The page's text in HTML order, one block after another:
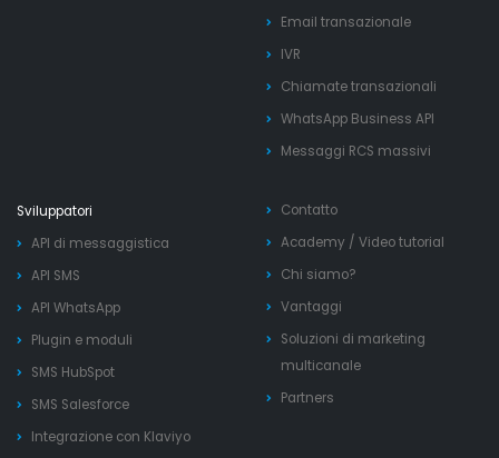
Email transazionale
IVR
Chiamate transazionali
WhatsApp Business API
Messaggi RCS massivi
Sviluppatori
API di messaggistica
API SMS
API WhatsApp
Plugin e moduli
SMS HubSpot
SMS Salesforce
Integrazione con Klaviyo
Contatto
Academy / Video tutorial
Chi siamo?
Vantaggi
Soluzioni di marketing
multicanale
Partners